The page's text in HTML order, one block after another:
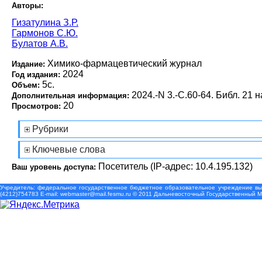
Авторы:
Гизатулина З.Р.
Гармонов С.Ю.
Булатов А.В.
Издание: Химико-фармацевтический журнал
Год издания: 2024
Объем: 5с.
Дополнительная информация: 2024.-N 3.-С.60-64. Библ. 21
Просмотров: 20
Рубрики
Ключевые слова
Ваш уровень доступа: Посетитель (IP-адрес: 10.4.195.132)
Учредитель: федеральное государственное бюджетное образовательное учреждение
(4212)754783 Е-mail: webmaster@mail.fesmu.ru © 2011 Дальневосточный Государственный